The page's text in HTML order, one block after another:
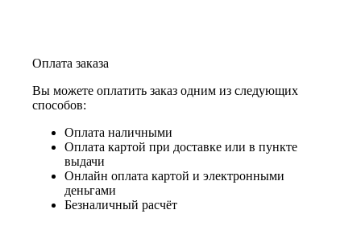
Оплата заказа
Вы можете оплатить заказ одним из следующих
способов:
Оплата наличными
Оплата картой при доставке или в пункте
выдачи
Онлайн оплата картой и электронными
деньгами
Безналичный расчёт